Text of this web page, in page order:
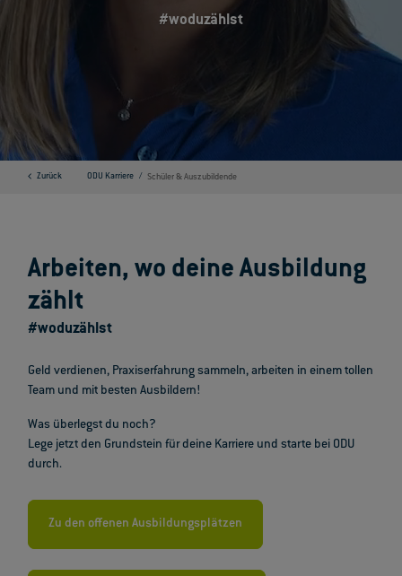
#woduzählst
Zurück ODU Karriere Schüler & Auszubildende
Arbeiten, wo deine Ausbildung
zählt
#woduzählst
Geld verdienen, Praxiserfahrung sammeln, arbeiten in einem tollen
Team und mit besten Ausbildern!
Was überlegst du noch?
Lege jetzt den Grundstein für deine Karriere und starte bei ODU
durch.
Zu den offenen Ausbildungsplätzen